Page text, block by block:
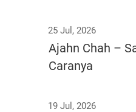
25 Jul, 2026
Ajahn Chah –
Caranya
19 Jul, 2026